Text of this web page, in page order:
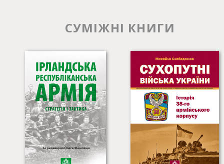
СУМІЖНІ КНИГИ